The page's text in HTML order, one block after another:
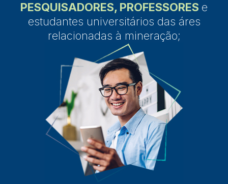
PESQUISADORES, PROFESSORES e
estudantes universitários das áres
relacionadas à mineração;